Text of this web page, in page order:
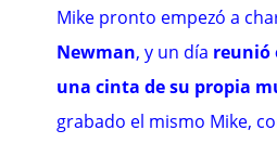
Mike pronto empezó a
Newman, y un día reunió
una cinta de su propia
grabado el mismo Mike,